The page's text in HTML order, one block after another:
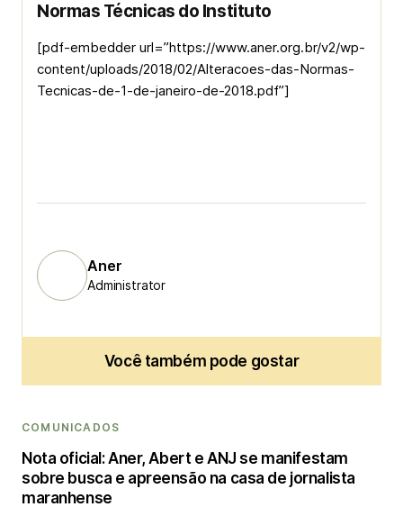
Normas Técnicas do Instituto
[pdf-embedder url=”https://www.aner.org.br/v2/wp-
content/uploads/2018/02/Alteracoes-das-Normas-
Tecnicas-de-1-de-janeiro-de-2018.pdf”]
Aner
Administrator
Você também pode gostar
COMUNICADOS
Nota oficial: Aner, Abert e ANJ se manifestam
sobre busca e apreensão na casa de jornalista
maranhense